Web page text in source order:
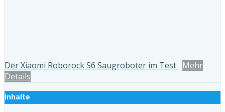
Der Xiaomi Roborock S6 Saugroboter im Test Mehr
Details
Inhalte